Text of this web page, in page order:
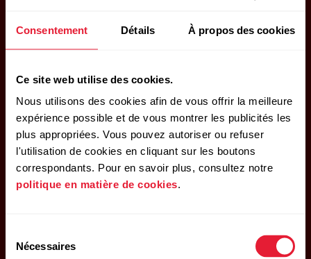
Consentement Détails À propos des cookies
Ce site web utilise des cookies.
Nous utilisons des cookies afin de vous offrir la meilleure
expérience possible et de vous montrer les publicités les
plus appropriées. Vous pouvez autoriser ou refuser
l'utilisation de cookies en cliquant sur les boutons
correspondants. Pour en savoir plus, consultez notre
politique en matière de cookies.
Nécessaires